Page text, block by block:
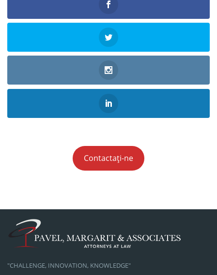
Contactați-ne
"CHALLENGE, INNOVATION, KNOWLEDGE"